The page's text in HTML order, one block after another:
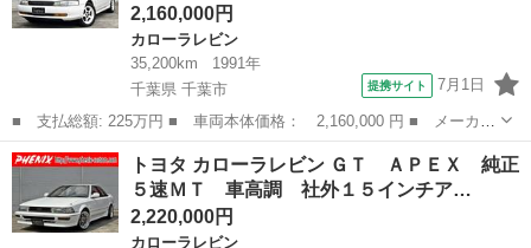
2,160,000円
カローラレビン
35,200km
1991年
千葉県 千葉市
提携サイト 7月1日
■ 支払総額: 225万円 ■ 車両本体価格： 2,160,000 円 ■ メーカー
名： トヨタ ■ 車種名： カローラレビン ■ グレード名： Ｇ
Ｔ ＡＰＥＸスーパーストラットサス 実走行３万キロ代 純正５速
ＭＴ 運転席...
千葉 千葉市 カローラレビン
トヨタ カローラレビン ＧＴ ＡＰＥＸ 純正
５速ＭＴ 車高調 社外１５インチア…
2,220,000円
カローラレビン